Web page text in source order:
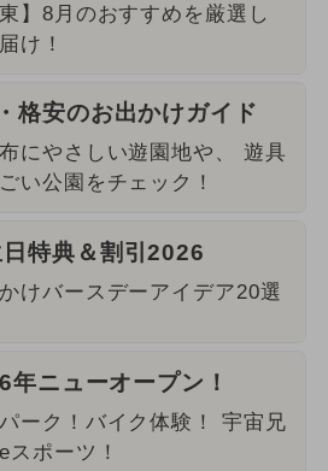
東】8月のおすすめを厳選し
け！
格安のお出かけガイド
にやさしい遊園地や、 遊具
い公園をチェック！
特典＆割引2026
けバースデーアイデア20選
年ニューオープン！
ーク！バイク体験！ 宇宙兄
スポーツ！